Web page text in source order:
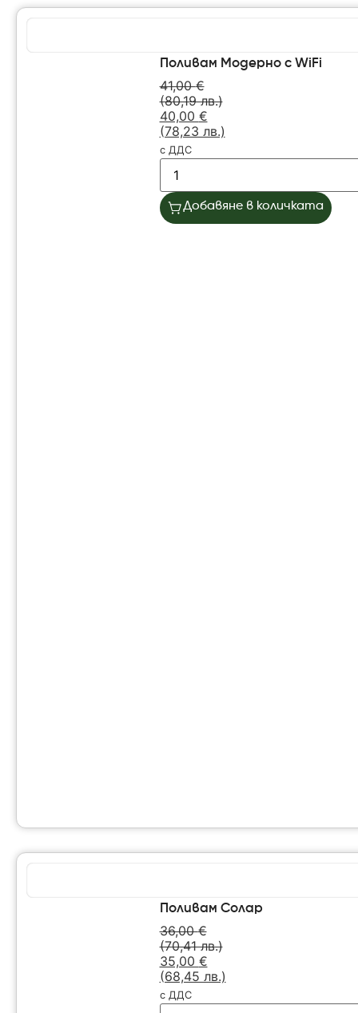
Поливам Модерно с WiFi
41,00€
(80,19 лв.)
40,00 €
(78,23 лв.)
с ДДС
Добавяне в количката
Поливам Солар
36,00€
(70,41 лв.)
35,00 €
(68,45 лв.)
с ДДС